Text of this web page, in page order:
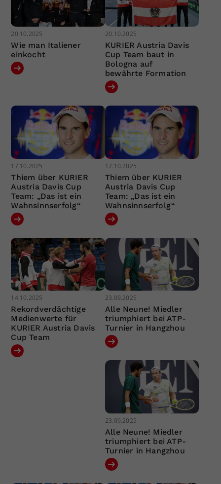
20.10.2025
Wie man Italiener
einkocht
20.10.2025
KURIER Austria Davis
Cup Team baut in
Bologna auf
bewährte Formation
17.10.2025
Thiem über KURIER
Austria Davis Cup
Team: „Das ist ein
Wahnsinnserfolg“
17.10.2025
Thiem über KURIER
Austria Davis Cup
Team: „Das ist ein
Wahnsinnserfolg“
14.10.2025
Rekordverdächtige
Medienwerte für
KURIER Austria Davis
Cup Team
23.09.2025
Alle Neune! Miedler
triumphiert bei ATP-
Turnier in Hangzhou
23.09.2025
Alle Neune! Miedler
triumphiert bei ATP-
Turnier in Hangzhou